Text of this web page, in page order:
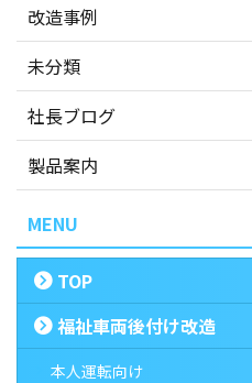
改造事例
未分類
社長ブログ
製品案内
MENU
TOP
福祉車両後付け改造
本人運転向け